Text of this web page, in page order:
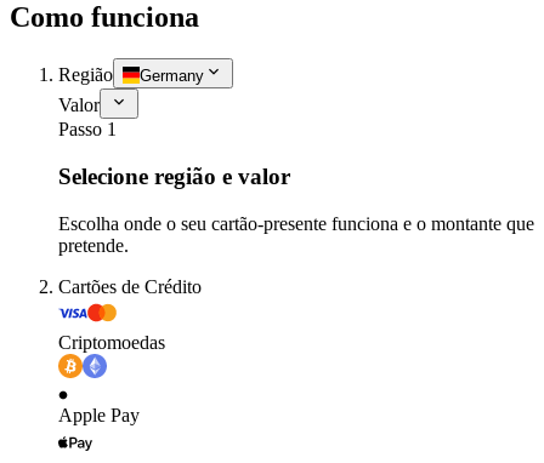
Como funciona
Região Germany
Valor
Passo 1
Selecione região e valor
Escolha onde o seu cartão-presente funciona e o montante que
pretende.
Cartões de Crédito
Criptomoedas
Apple Pay